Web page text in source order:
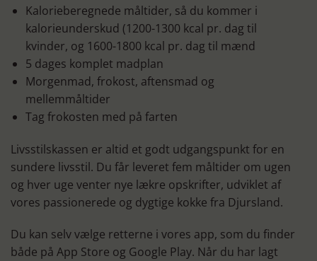
Kalorieberegnede måltider, så du kommer i
kalorieunderskud (1200-1300 kcal pr. dag til
kvinder, og 1600-1800 kcal pr. dag til mænd
5 dages komplet madplan
Morgenmad, frokost, aftensmad og
mellemmåltider
Tag frokosten med på farten
Livsstilskassen er altid et godt udgangspunkt for en
sundere livsstil. Du får leveret fem måltider om ugen
og hver uge venter nye lækre opskrifter, udviklet af
vores passionerede og dygtige kokke fra Djursland.
Du kan selv vælge retterne i vores app, som du finder
både på App Store og Google Play. Når du har lagt